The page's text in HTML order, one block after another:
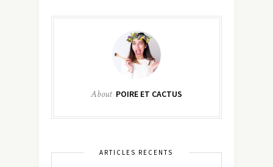
About POIRE ET CACTUS
ARTICLES RÉCENTS